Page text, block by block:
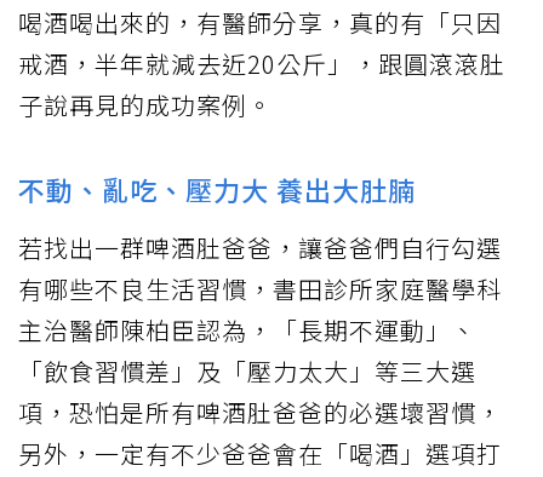
喝酒喝出來的，有醫師分享，真的有「只因
戒酒，半年就減去近20公斤」，跟圓滾滾肚
子說再見的成功案例。
不動、亂吃、壓力大 養出大肚腩
若找出一群啤酒肚爸爸，讓爸爸們自行勾選
有哪些不良生活習慣，書田診所家庭醫學科
主治醫師陳柏臣認為，「長期不運動」、
「飲食習慣差」及「壓力太大」等三大選
項，恐怕是所有啤酒肚爸爸的必選壞習慣，
另外，一定有不少爸爸會在「喝酒」選項打